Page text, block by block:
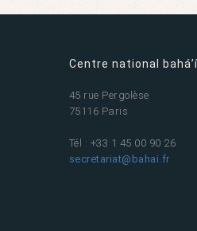
Centre national bahá’í
45 rue Pergolèse
75116 Paris
Tél : +33 1 45 00 90 26
secretariat@bahai.fr